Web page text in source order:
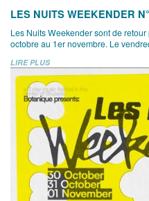
LES NUITS WEEKENDER
Les Nuits Weekender sont de
octobre au 1er novembre. Le
LIRE PLUS